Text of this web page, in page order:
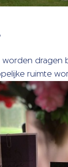
dragen
ruimte